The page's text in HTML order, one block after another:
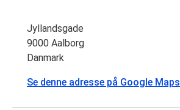
Jyllandsgade
9000 Aalborg
Danmark
Se denne adresse på Google Maps